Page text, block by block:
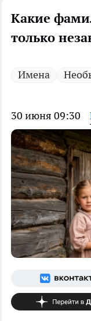
Какие
только
Имена
30 июня 09:30